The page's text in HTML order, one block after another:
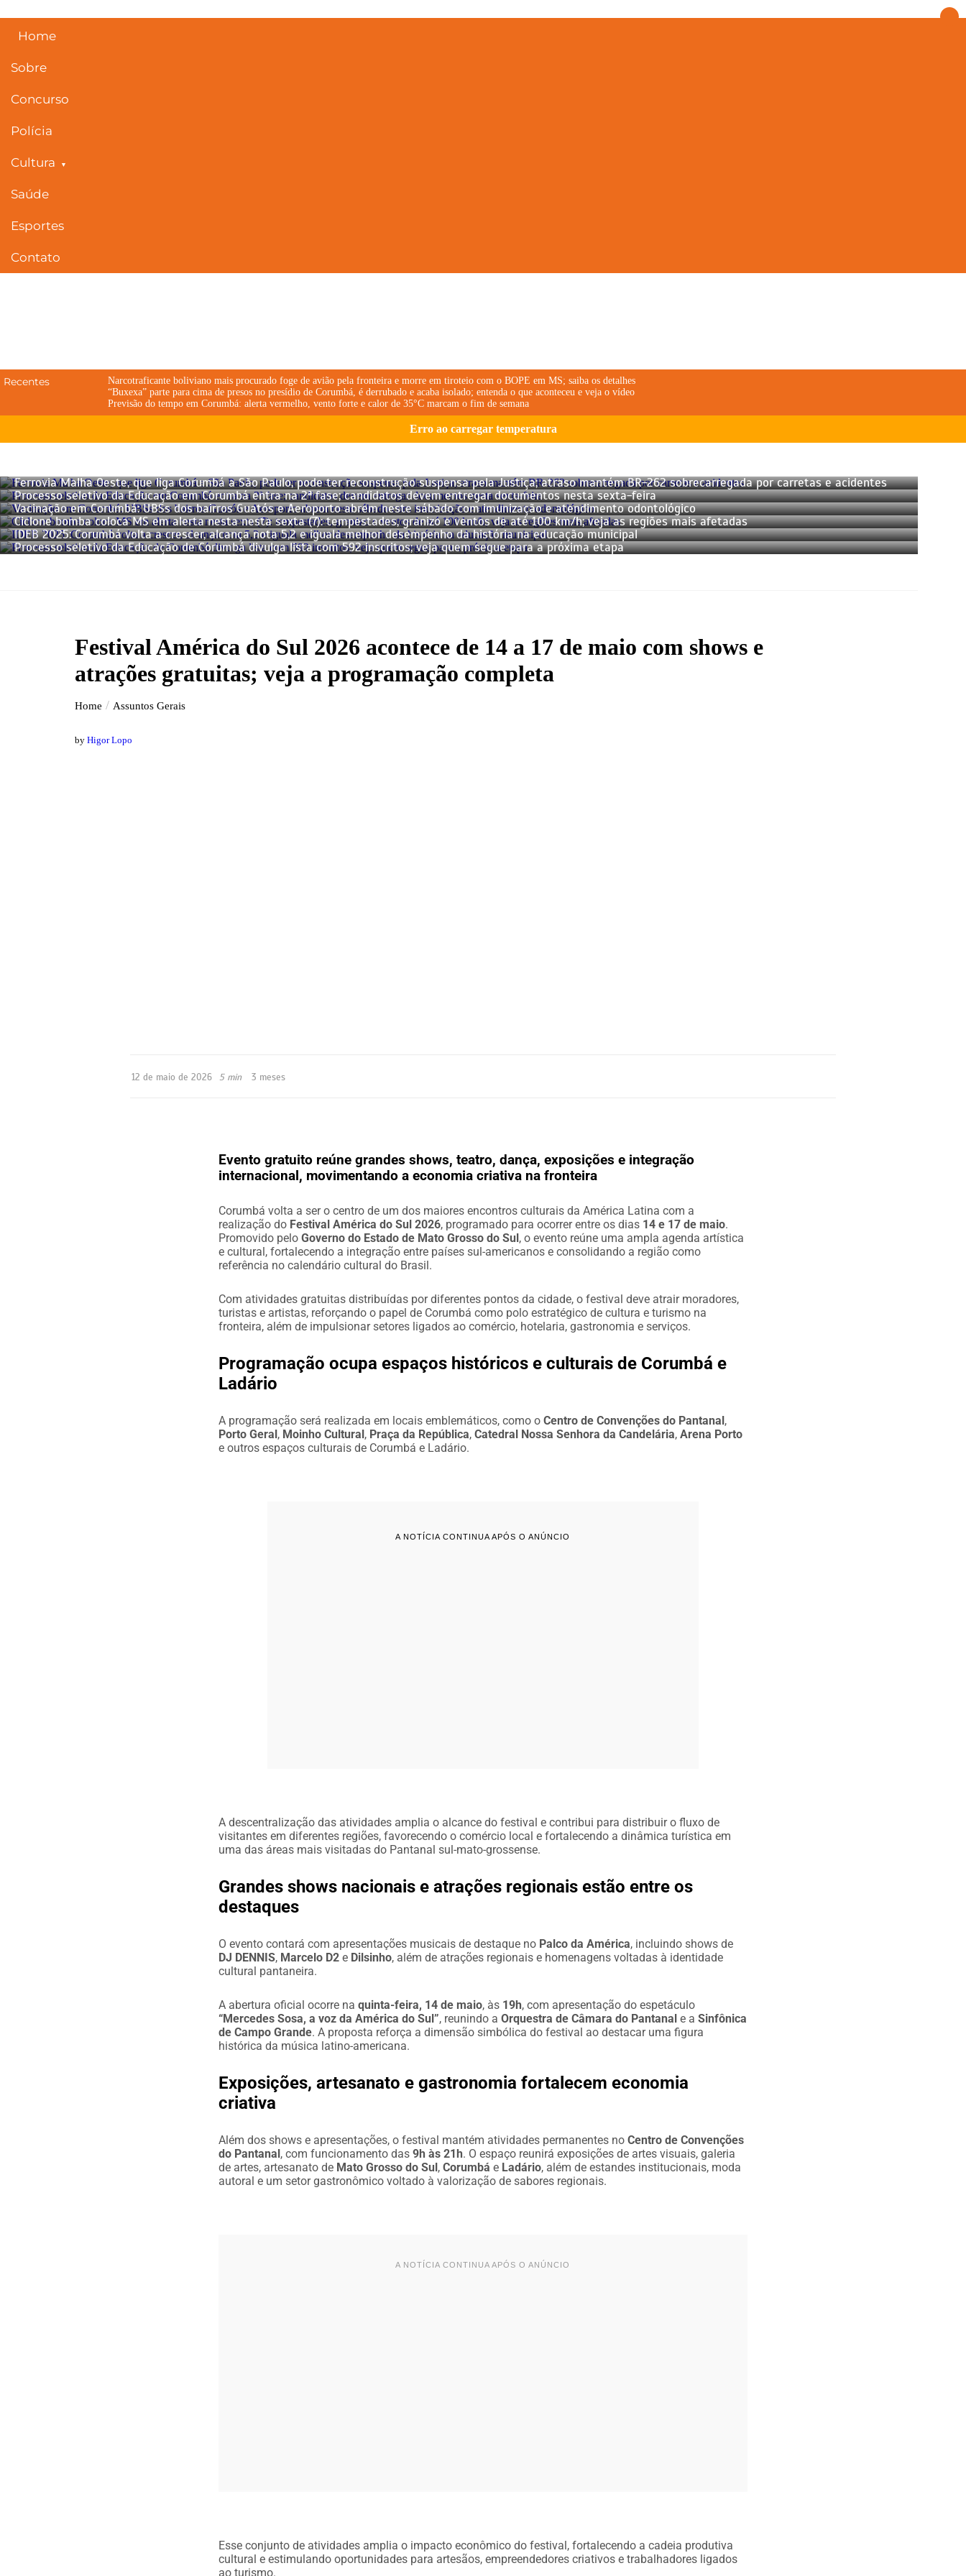
to
contentHome
Sobre
Concurso
Polícia
Cultura
Saúde
Esportes
Contato
Recentes
Narcotraficante boliviano mais procurado foge de avião pela fronteira e morre em tiroteio com o BOPE em MS; saiba os detalhes
“Buxexa” parte para cima de presos no presídio de Corumbá, é derrubado e acaba isolado; entenda o que aconteceu e veja o vídeo
Previsão do tempo em Corumbá: alerta vermelho, vento forte e calor de 35°C marcam o fim de semana
Erro ao carregar temperatura
Ferrovia Malha Oeste, que liga Corumbá a São Paulo, pode ter reconstrução suspensa pela Justiça; atraso mantém BR-262 sobrecarregada por carretas e acidentes
Processo seletivo da Educação em Corumbá entra na 2ª fase; candidatos devem entregar documentos nesta sexta-feira
Vacinação em Corumbá: UBSs dos bairros Guatós e Aeroporto abrem neste sábado com imunização e atendimento odontológico
Ciclone bomba coloca MS em alerta nesta nesta sexta (7): tempestades, granizo e ventos de até 100 km/h; veja as regiões mais afetadas
IDEB 2025: Corumbá volta a crescer, alcança nota 5,2 e iguala melhor desempenho da história na educação municipal
Processo seletivo da Educação de Corumbá divulga lista com 592 inscritos; veja quem segue para a próxima etapa
Festival América do Sul 2026 acontece de 14 a 17 de maio com shows e
atrações gratuitas; veja a programação completa
Home Assuntos Gerais
byHigor Lopo
12 de maio de 2026 5 min 3 meses
Evento gratuito reúne grandes shows, teatro, dança, exposições e integração
internacional, movimentando a economia criativa na fronteira
Corumbá volta a ser o centro de um dos maiores encontros culturais da América Latina com a
realização do Festival América do Sul 2026, programado para ocorrer entre os dias 14 e 17 de maio.
Promovido peloGoverno do Estado de Mato Grosso do Sul , o evento reúne uma ampla agenda artística
e cultural, fortalecendo a integração entre países sul-americanos e consolidando a região como
referência no calendário cultural do Brasil.
Com atividades gratuitas distribuídas por diferentes pontos da cidade, o festival deve atrair moradores,
turistas e artistas, reforçando o papel de Corumbá como polo estratégico de cultura e turismo na
fronteira, além de impulsionar setores ligados ao comércio, hotelaria, gastronomia e serviços.
Programação ocupa espaços históricos e culturais de Corumbá e
Ladário
A programação será realizada em locais emblemáticos, como oCentro de Convenções do Pantanal ,
Porto Geral , Moinho Cultural , Praça da República,Catedral Nossa Senhora da Candelária,Arena Porto
e outros espaços culturais de Corumbá e Ladário.
A NOTÍCIA CONTINUA APÓS O ANÚNCIO
A descentralização das atividades amplia o alcance do festival e contribui para distribuir o fluxo de
visitantes em diferentes regiões, favorecendo o comércio local e fortalecendo a dinâmica turística em
uma das áreas mais visitadas do Pantanal sul-mato-grossense.
Grandes shows nacionais e atrações regionais estão entre os
destaques
O evento contará com apresentações musicais de destaque no Palco da América, incluindo shows de
DJ DENNIS, Marcelo D2 e Dilsinho, além de atrações regionais e homenagens voltadas à identidade
cultural pantaneira.
A abertura oficial ocorre naquinta-feira, 14 de maio, às 19h, com apresentação do espetáculo
“Mercedes Sosa, a voz da América do Sul”, reunindo aOrquestra de Câmara do Pantanal e aSinfônica
de Campo Grande. A proposta reforça a dimensão simbólica do festival ao destacar uma figura
histórica da música latino-americana.
Exposições, artesanato e gastronomia fortalecem economia
criativa
Além dos shows e apresentações, o festival mantém atividades permanentes noCentro de Convenções
do Pantanal , com funcionamento das9h às 21h. O espaço reunirá exposições de artes visuais, galeria
de artes, artesanato de Mato Grosso do Sul ,Corumbá e Ladário, além de estandes institucionais, moda
autoral e um setor gastronômico voltado à valorização de sabores regionais.
A NOTÍCIA CONTINUA APÓS O ANÚNCIO
Esse conjunto de atividades amplia o impacto econômico do festival, fortalecendo a cadeia produtiva
cultural e estimulando oportunidades para artesãos, empreendedores criativos e trabalhadores ligados
ao turismo.